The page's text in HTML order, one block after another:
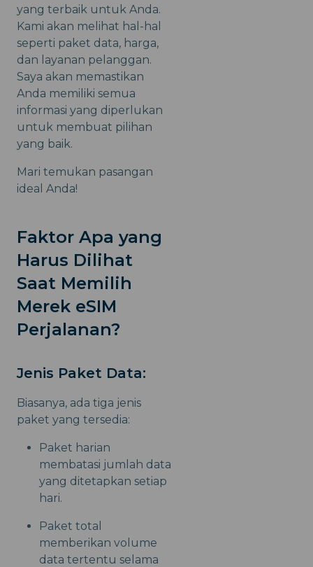
yang terbaik untuk Anda.
Kami akan melihat hal-hal
seperti paket data, harga,
dan layanan pelanggan.
Saya akan memastikan
Anda memiliki semua
informasi yang diperlukan
untuk membuat pilihan
yang baik.
Mari temukan pasangan
ideal Anda!
Faktor Apa yang
Harus Dilihat
Saat Memilih
Merek eSIM
Perjalanan?
Jenis Paket Data:
Biasanya, ada tiga jenis
paket yang tersedia:
Paket harian
membatasi jumlah data
yang ditetapkan setiap
hari.
Paket total
memberikan volume
data tertentu selama